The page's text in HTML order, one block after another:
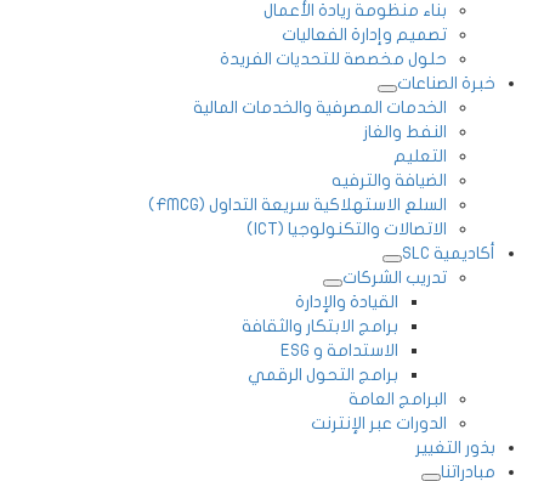
بناء منظومة ريادة الأعمال
تصميم وإدارة الفعاليات
حلول مخصصة للتحديات الفريدة
خبرة الصناعات
الخدمات المصرفية والخدمات المالية
النفط والغاز
التعليم
الضيافة والترفيه
السلع الاستهلاكية سريعة التداول (FMCG)
الاتصالات والتكنولوجيا (ICT)
أكاديمية SLC
تدريب الشركات
القيادة والإدارة
برامج الابتكار والثقافة
الاستدامة و ESG
برامج التحول الرقمي
البرامج العامة
الدورات عبر الإنترنت
بذور التغيير
مبادراتنا